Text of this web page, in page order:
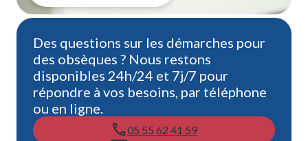
Des questions sur les démarches pour
des obsèques ? Nous restons
disponibles 24h/24 et 7j/7 pour
répondre à vos besoins, par téléphone
ou en ligne.
05 55 62 41 59